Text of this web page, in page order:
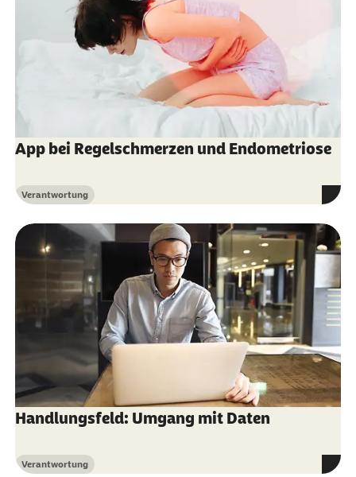
App bei Regelschmerzen und Endometriose
Kategorie
Verantwortung
Handlungsfeld: Umgang mit Daten
Kategorie
Verantwortung